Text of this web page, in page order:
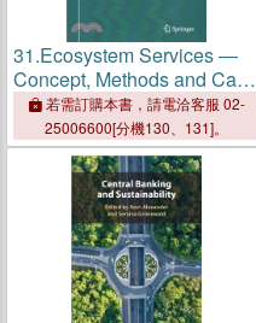
31.Ecosystem Services ―
Concept, Methods and Case
Studies
若需訂購本書，請電洽客服 02-
25006600[分機130、131]。